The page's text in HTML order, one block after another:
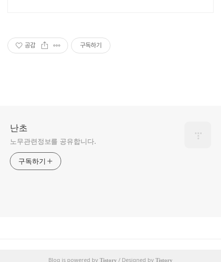
공감 구독하기
난초
노무관련정보를 공유합니다.
구독하기
Blog is powered by Tistory / Designed by Tistory